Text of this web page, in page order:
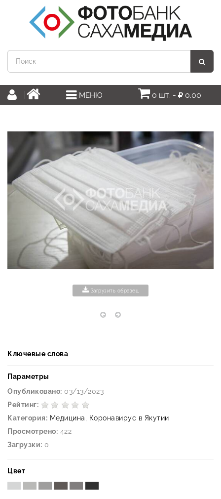
МЕНЮ 0 шт. - 0.00
Загрузить образец
Ключевые слова
Параметры
Опубликовано: 03/13/2023
Рейтинг:
Категория: Медицина
Коронавирус в Якутии
Просмотрено: 422
Загрузки: 0
Цвет